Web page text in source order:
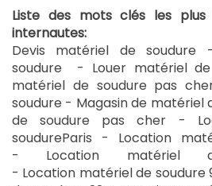
Liste des mots clés les
internautes:
Devis matériel de
soudure - Louer matériel
matériel de soudure pas
soudure - Magasin de matériel
de soudure pas cher -
soudureParis - Location
- Location matériel
- Location matériel de soudure